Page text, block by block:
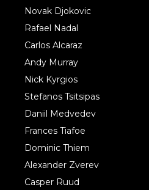
Novak Djokovic
Rafael Nadal
Carlos Alcaraz
Andy Murray
Nick Kyrgios
Stefanos Tsitsipas
Daniil Medvedev
Frances Tiafoe
Dominic Thiem
Alexander Zverev
Casper Ruud